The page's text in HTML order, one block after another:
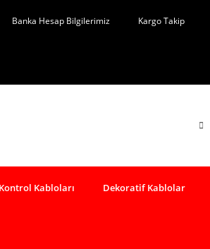
Banka Hesap Bilgilerimiz Kargo Takip
Kontrol Kabloları Dekoratif Kablolar